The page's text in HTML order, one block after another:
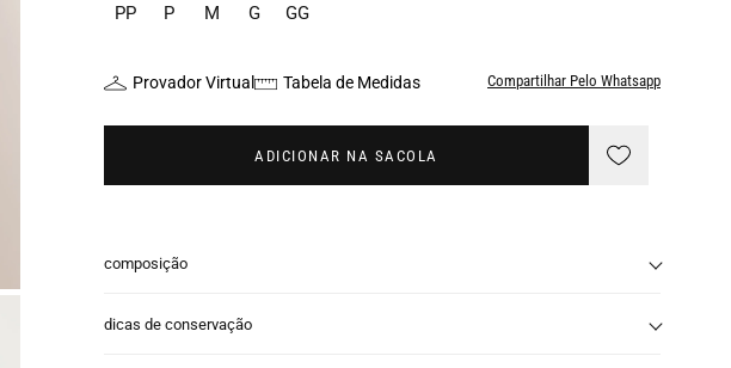
PP P M G GG
Provador Virtual Tabela de Medidas Compartilhar Pelo Whatsapp
ADICIONAR NA SACOLA
composição
dicas de conservação